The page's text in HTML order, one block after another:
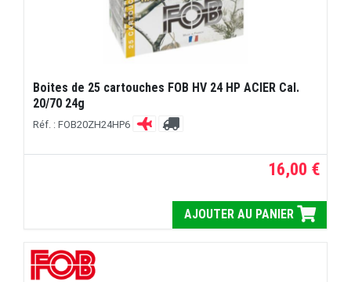
Boites de 25 cartouches FOB HV 24 HP ACIER Cal.
20/70 24g
Réf. : FOB20ZH24HP6
16,00 €
AJOUTER AU PANIER